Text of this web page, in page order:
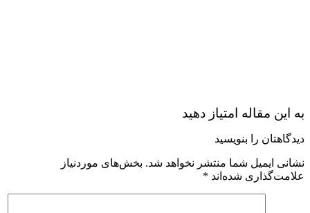
به این مقاله امتیاز دهید
دیدگاهتان را بنویسید
نشانی ایمیل شما منتشر نخواهد شد. بخش‌های موردنیاز
علامت‌گذاری شده‌اند *